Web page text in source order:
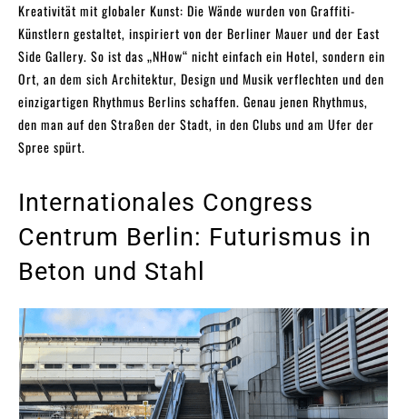
Kreativität mit globaler Kunst: Die Wände wurden von Graffiti-
Künstlern gestaltet, inspiriert von der Berliner Mauer und der East
Side Gallery. So ist das „NHow“ nicht einfach ein Hotel, sondern ein
Ort, an dem sich Architektur, Design und Musik verflechten und den
einzigartigen Rhythmus Berlins schaffen. Genau jenen Rhythmus,
den man auf den Straßen der Stadt, in den Clubs und am Ufer der
Spree spürt.
Internationales Congress
Centrum Berlin: Futurismus in
Beton und Stahl